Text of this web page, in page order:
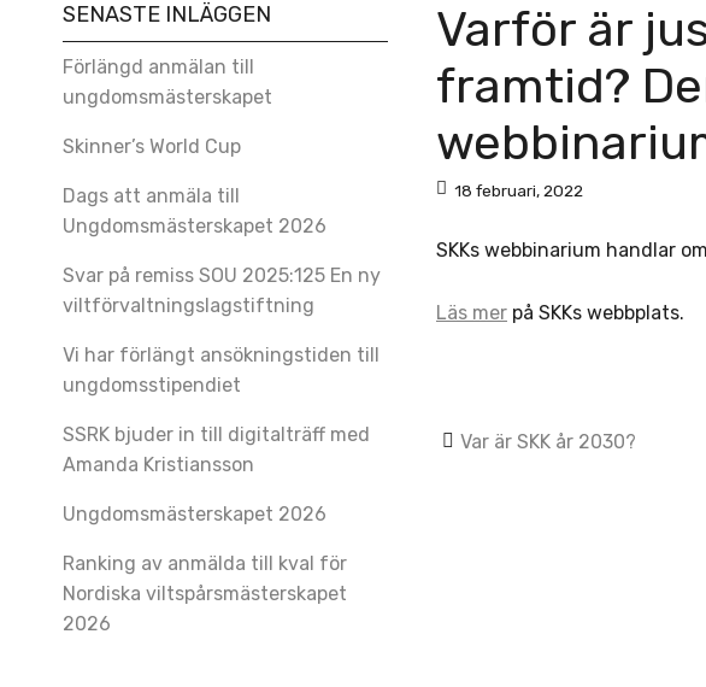
Varför är
framtid?
18 februari, 2022
SKKs webbinarium handlar
Läs mer på SKKs webbplats.
Post
Var är SKK år 2030?
SENASTE INLÄGGEN
Förlängd anmälan till
ungdomsmästerskapet
Skinner’s World Cup
Dags att anmäla till
Ungdomsmästerskapet 2026
Svar på remiss SOU 2025:125 En ny
viltförvaltningslagstiftning
Vi har förlängt ansökningstiden till
ungdomsstipendiet
SSRK bjuder in till digitalträff med
Amanda Kristiansson
Ungdomsmästerskapet 2026
Ranking av anmälda till kval för
Nordiska viltspårsmästerskapet
2026